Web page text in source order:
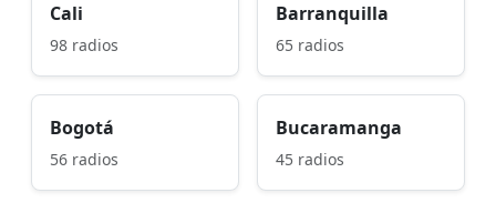
Cali
98 radios
Barranquilla
65 radios
Bogotá
56 radios
Bucaramanga
45 radios